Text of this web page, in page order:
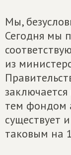
Мы,
Сегодня мы
из
тем фондом
существует
таковым на